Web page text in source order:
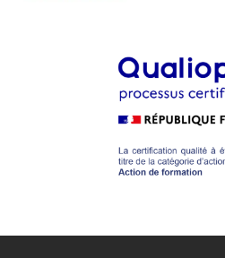
Demandeur d'emploi
Etudiant
Indépendant
Particulier